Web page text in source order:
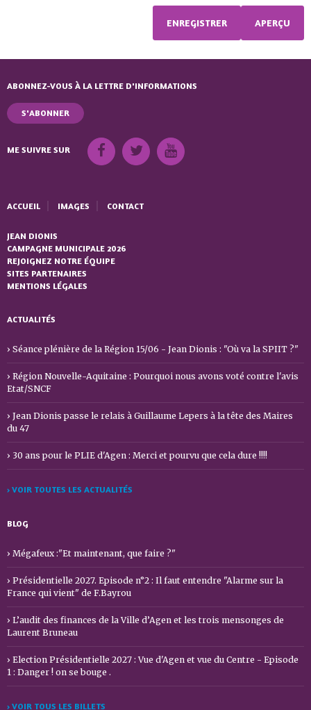
ABONNEZ-VOUS À LA LETTRE D'INFORMATIONS
S'ABONNER
ME SUIVRE SUR
ACCUEIL IMAGES CONTACT
JEAN DIONIS
CAMPAGNE MUNICIPALE 2026
REJOIGNEZ NOTRE ÉQUIPE
SITES PARTENAIRES
MENTIONS LÉGALES
ACTUALITÉS
Séance plénière de la Région 15/06 - Jean Dionis : "Où va la SPIIT ?"
Région Nouvelle-Aquitaine : Pourquoi nous avons voté contre l'avis
Etat/SNCF
Jean Dionis passe le relais à Guillaume Lepers à la tête des Maires
du 47
30 ans pour le PLIE d'Agen : Merci et pourvu que cela dure !!!!
› VOIR TOUTES LES ACTUALITÉS
BLOG
Mégafeux :"Et maintenant, que faire ?"
Présidentielle 2027. Episode n°2 : Il faut entendre "Alarme sur la
France qui vient" de F.Bayrou
L’audit des finances de la Ville d’Agen et les trois mensonges de
Laurent Bruneau
Election Présidentielle 2027 : Vue d'Agen et vue du Centre - Episode
1 : Danger ! on se bouge .
› VOIR TOUS LES BILLETS